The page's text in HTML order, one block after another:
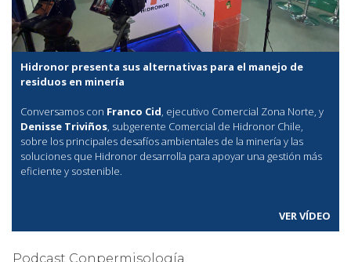
Hidronor presenta sus alternativas para el manejo de
residuos en minería
Conversamos con Franco Cid, ejecutivo Comercial Zona Norte, y
Denisse Triviños, subgerente Comercial de Hidronor Chile,
sobre los principales desafíos ambientales de la minería y las
soluciones que Hidronor desarrolla para apoyar una gestión más
eficiente y sostenible.
VER VÍDEO
Podcast Conpermisología